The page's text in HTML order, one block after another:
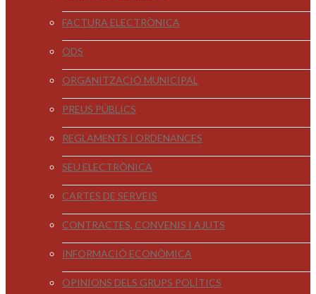
FACTURA ELECTRÒNICA
ODS
ORGANITZACIÓ MUNICIPAL
PREUS PÚBLICS
REGLAMENTS I ORDENANCES
SEU ELECTRÒNICA
CARTES DE SERVEIS
CONTRACTES, CONVENIS I AJUTS
INFORMACIÓ ECONÒMICA
OPINIONS DELS GRUPS POLÍTICS